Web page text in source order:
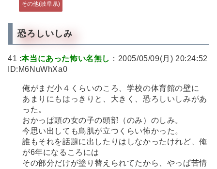
その他(岐阜県)
恐ろしいしみ
41 :本当にあった怖い名無し ：2005/05/09(月) 20:24:52
ID:M6NuWhXa0
俺がまだ小４くらいのころ、学校の体育館の壁に
あまりにもはっきりと、大きく、恐ろしいしみがあ
った。
おかっぱ頭の女の子の頭部（のみ）のしみ。
今思い出しても鳥肌が立つくらい怖かった。
誰もそれを話題に出したりはしなかったけれど、俺
が6年になるころには
その部分だけが塗り替えられてたから、やっぱ苦情